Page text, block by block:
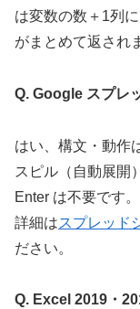
は変数の数＋1列
がまとめて返され
Q. Google スプレ
はい、構文・動作
スピル（自動展開
Enter は不要です
詳細はスプレッド
ださい。
Q. Excel 2019・